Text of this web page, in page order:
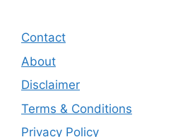
Contact
About
Disclaimer
Terms & Conditions
Privacy Policy